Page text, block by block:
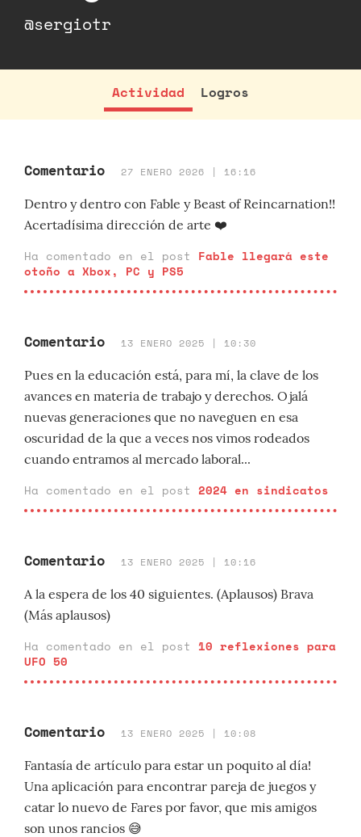
@sergiotr
Actividad Logros
Comentario 27 ENERO 2026 | 16:16
Dentro y dentro con Fable y Beast of Reincarnation!!
Acertadísima dirección de arte ❤️
Ha comentado en el post Fable llegará este
otoño a Xbox, PC y PS5
Comentario 13 ENERO 2025 | 10:30
Pues en la educación está, para mí, la clave de los
avances en materia de trabajo y derechos. Ojalá
nuevas generaciones que no naveguen en esa
oscuridad de la que a veces nos vimos rodeados
cuando entramos al mercado laboral...
Ha comentado en el post 2024 en sindicatos
Comentario 13 ENERO 2025 | 10:16
A la espera de los 40 siguientes. (Aplausos) Brava
(Más aplausos)
Ha comentado en el post 10 reflexiones para
UFO 50
Comentario 13 ENERO 2025 | 10:08
Fantasía de artículo para estar un poquito al día!
Una aplicación para encontrar pareja de juegos y
catar lo nuevo de Fares por favor, que mis amigos
son unos rancios 😅